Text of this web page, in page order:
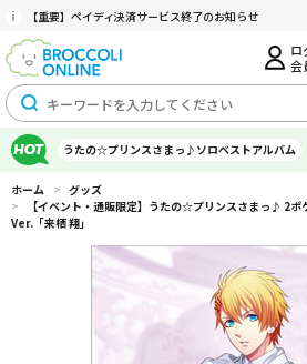
【重要】ペイディ決済サービス終了のお知らせ
ロ
会
うたの☆プリンスさまっ♪ソロベストアルバム
ホーム > グッズ
>
【イベント・通販限定】うたの☆プリンスさまっ♪ 2
Ver.「来栖 翔」